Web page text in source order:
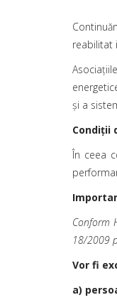
reabilitat
şi a
Condiţii
În ceea
Conform
18/2009
Vor fi
a)